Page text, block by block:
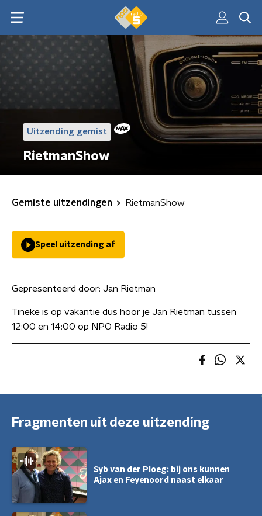
Uitzending gemist
RietmanShow
Gemiste uitzendingen RietmanShow
Speel uitzending af
Gepresenteerd door: Jan Rietman
Tineke is op vakantie dus hoor je Jan Rietman tussen
12:00 en 14:00 op NPO Radio 5!
Fragmenten uit deze uitzending
Syb van der Ploeg: bij ons kunnen
Ajax en Feyenoord naast elkaar